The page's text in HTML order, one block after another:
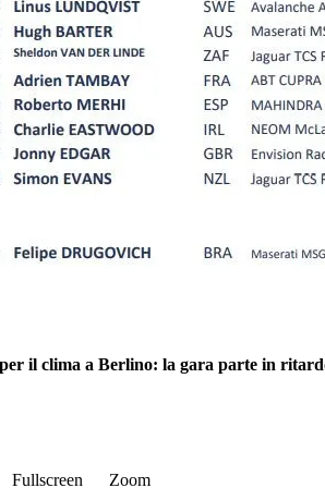
il clima a Berlino: la gara parte in
Fullscreen Zoom